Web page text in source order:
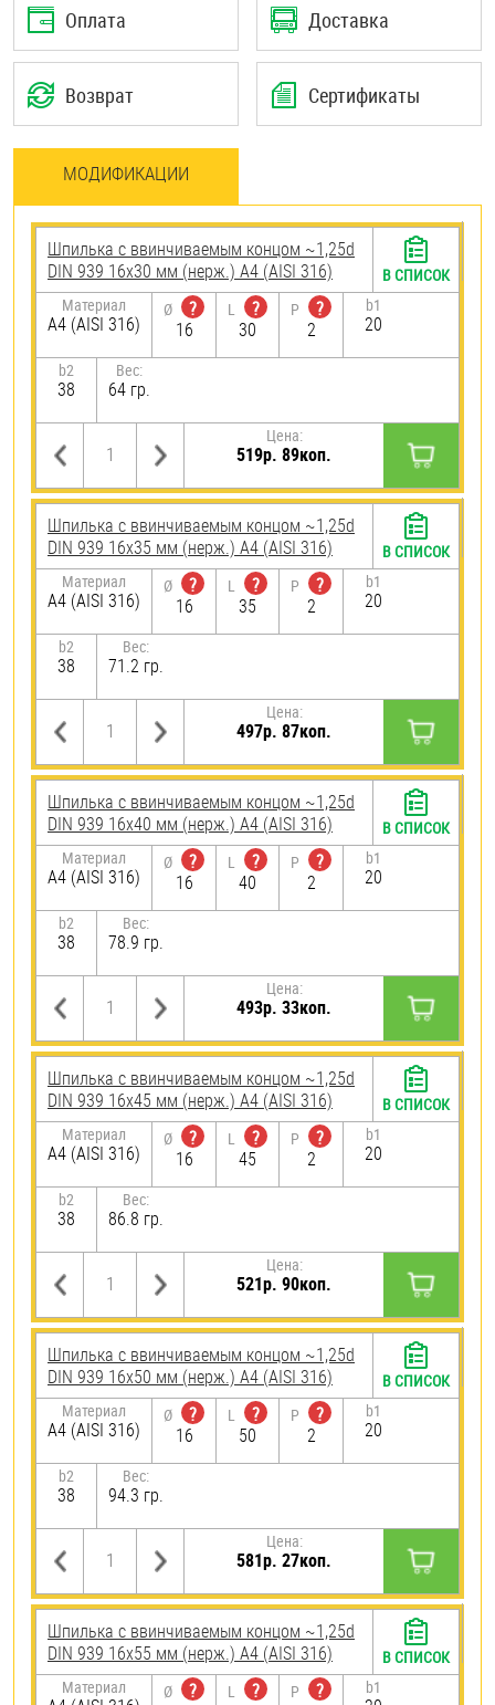
Оплата Доставка
Возврат Сертификаты
МОДИФИКАЦИИ
Шпилька c ввинчиваемым концом ~1,25d
DIN 939 16х30 мм (нерж.) A4 (AISI 316)
Материал
A4 (AISI 316)
Ø
?
16
L
?
30
P
?
2
b1
20
b2
38
Вес:
64 гр.
Цена:
519р. 89коп.
В СПИСОК
Шпилька c ввинчиваемым концом ~1,25d
DIN 939 16х35 мм (нерж.) A4 (AISI 316)
Материал
A4 (AISI 316)
Ø
?
16
L
?
35
P
?
2
b1
20
b2
38
Вес:
71.2 гр.
Цена:
497р. 87коп.
В СПИСОК
Шпилька c ввинчиваемым концом ~1,25d
DIN 939 16х40 мм (нерж.) A4 (AISI 316)
Материал
A4 (AISI 316)
Ø
?
16
L
?
40
P
?
2
b1
20
b2
38
Вес:
78.9 гр.
Цена:
493р. 33коп.
В СПИСОК
Шпилька c ввинчиваемым концом ~1,25d
DIN 939 16х45 мм (нерж.) A4 (AISI 316)
Материал
A4 (AISI 316)
Ø
?
16
L
?
45
P
?
2
b1
20
b2
38
Вес:
86.8 гр.
Цена:
521р. 90коп.
В СПИСОК
Шпилька c ввинчиваемым концом ~1,25d
DIN 939 16х50 мм (нерж.) A4 (AISI 316)
Материал
A4 (AISI 316)
Ø
?
16
L
?
50
P
?
2
b1
20
b2
38
Вес:
94.3 гр.
Цена:
581р. 27коп.
В СПИСОК
Шпилька c ввинчиваемым концом ~1,25d
DIN 939 16х55 мм (нерж.) A4 (AISI 316)
Материал Ø
?
L
?
P
?
b1
В СПИСОК